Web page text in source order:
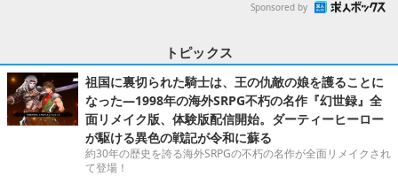
Sponsored by
トピックス
祖国に裏切られた騎士は、王の仇敵の娘を護ることに
なった―1998年の海外SRPG不朽の名作『幻世録』全
面リメイク版、体験版配信開始。ダーティーヒーロー
が駆ける異色の戦記が令和に蘇る
約30年の歴史を誇る海外SRPGの不朽の名作が全面リメイクされ
て登場！